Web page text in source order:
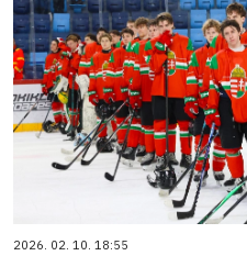
2026. 02. 10. 18:55